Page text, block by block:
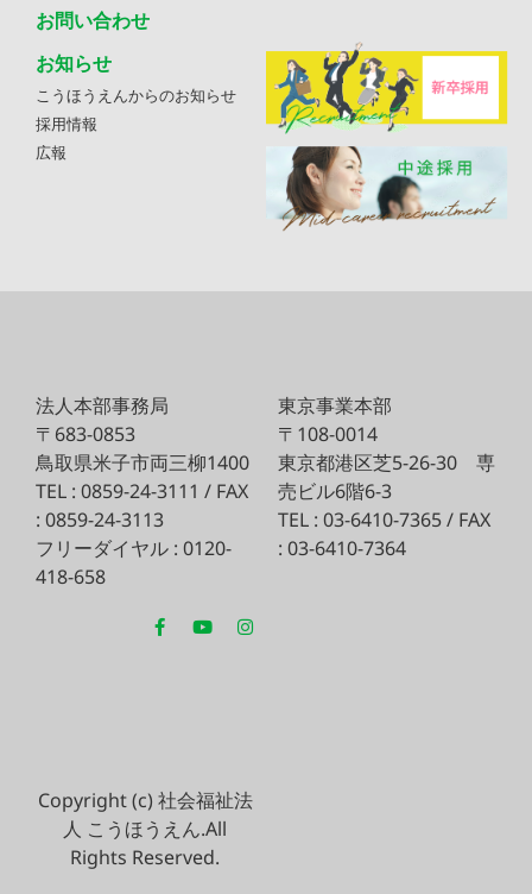
お問い合わせ
お知らせ
こうほうえんからのお知らせ
採用情報
広報
法人本部事務局
〒683-0853
鳥取県米子市両三柳1400
TEL : 0859-24-3111 / FAX
: 0859-24-3113
フリーダイヤル : 0120-
418-658
東京事業本部
〒108-0014
東京都港区芝5-26-30 専
売ビル6階6-3
TEL : 03-6410-7365 / FAX
: 03-6410-7364
Copyright (c) 社会福祉法
人 こうほうえん.All
Rights Reserved.